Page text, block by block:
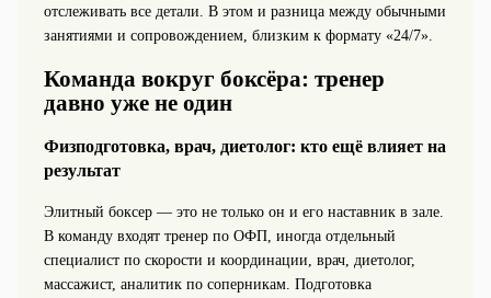
отслеживать все детали. В этом и разница между обычными
занятиями и сопровождением, близким к формату «24/7».
Команда вокруг боксёра: тренер
давно уже не один
Физподготовка, врач, диетолог: кто ещё влияет на
результат
Элитный боксер — это не только он и его наставник в зале.
В команду входят тренер по ОФП, иногда отдельный
специалист по скорости и координации, врач, диетолог,
массажист, аналитик по соперникам. Подготовка